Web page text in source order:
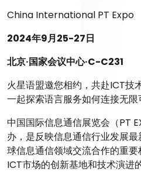
China International PT Expo
2024年9月25-27日
北京·国家会议中心·C-C231
火星语盟邀您相约，共赴ICT技
一起探索语言服务如何连接无限
中国国际信息通信展览会（PT
办，是反映信息通信行业发展
球信息通信领域交流合作的重
ICT市场的创新基地和技术演进